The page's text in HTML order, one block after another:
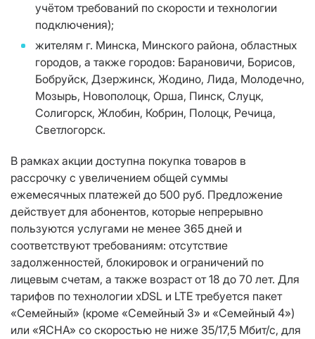
учётом требований по скорости и технологии
подключения);
жителям г. Минска, Минского района, областных
городов, а также городов: Барановичи, Борисов,
Бобруйск, Дзержинск, Жодино, Лида, Молодечно,
Мозырь, Новополоцк, Орша, Пинск, Слуцк,
Солигорск, Жлобин, Кобрин, Полоцк, Речица,
Светлогорск.
В рамках акции доступна покупка товаров в
рассрочку с увеличением общей суммы
ежемесячных платежей до 500 руб. Предложение
действует для абонентов, которые непрерывно
пользуются услугами не менее 365 дней и
соответствуют требованиям: отсутствие
задолженностей, блокировок и ограничений по
лицевым счетам, а также возраст от 18 до 70 лет. Для
тарифов по технологии xDSL и LTE требуется пакет
«Семейный» (кроме «Семейный 3» и «Семейный 4»)
или «ЯСНА» со скоростью не ниже 35/17,5 Мбит/с, для